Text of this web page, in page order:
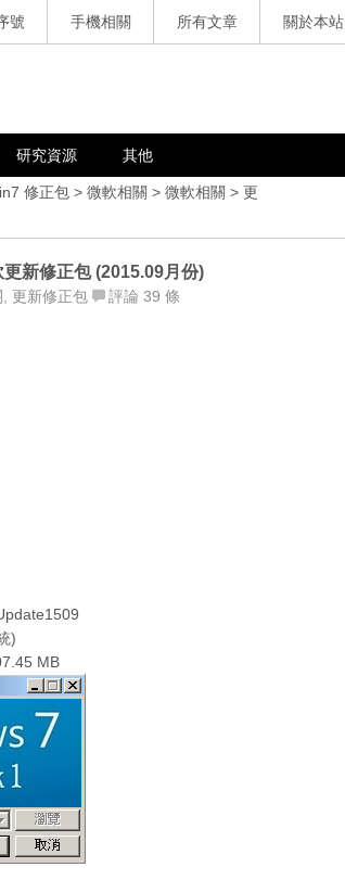
號 手機相關 所有文章 關於本站
研究資源 其他
修正包 > 微軟相關 > 微軟相關 > 更
新修正包 (2015.09月份)
更新修正包 評論 39 條
)
MB